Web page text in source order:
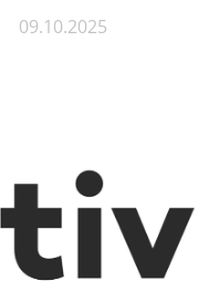
09.10.2025